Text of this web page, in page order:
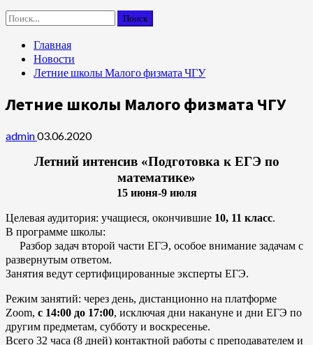
Найти:
Главная
Новости
Летние школы Малого физмата ЧГУ
Летние школы Малого физмата ЧГУ
admin03.06.2020
Летний интенсив «Подготовка к ЕГЭ по
математике»
15 июня-9 июля
Целевая аудитория: учащиеся, окончившие 10, 11 класс.
В программе школы:
Разбор задач второй части ЕГЭ, особое внимание задачам с
развернутым ответом.
Занятия ведут сертифицированные эксперты ЕГЭ.
Режим занятий: через день, дистанционно на платформе
Zoom, с 14:00 до 17:00, исключая дни накануне и дни ЕГЭ по
другим предметам, субботу и воскресенье.
Всего 32 часа (8 дней) контактной работы с преподавателем и